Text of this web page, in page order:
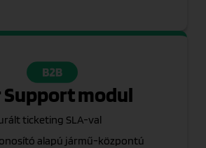
Support modul
ticketing SLA-val
alapú jármű-központú